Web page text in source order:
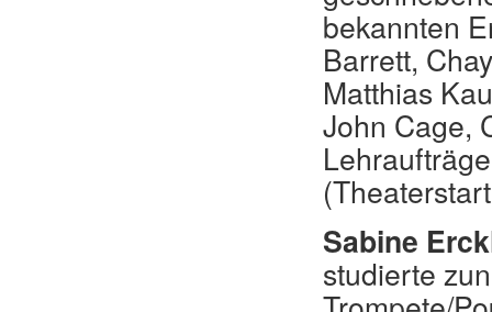
bekannten
Barrett,
Matthias
John Cage,
Sabine
studierte